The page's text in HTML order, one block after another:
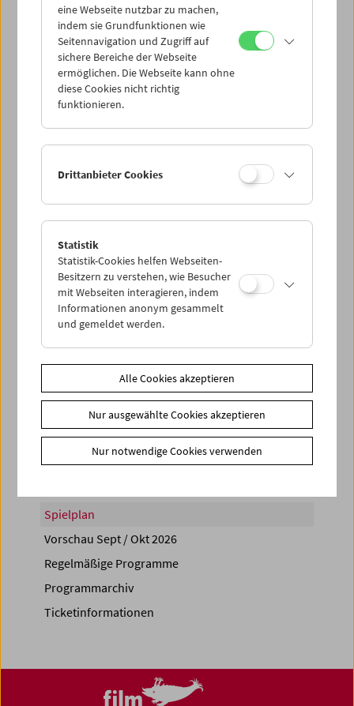
Mi 26.7.
Do 27.7.
So 30.7.
PROGRAMM ÜBERBLICK
Spielplan
Vorschau Sept / Okt 2026
Regelmäßige Programme
Programmarchiv
Ticketinformationen
eine Webseite nutzbar zu machen,
indem sie Grundfunktionen wie
Seitennavigation und Zugriff auf
sichere Bereiche der Webseite
ermöglichen. Die Webseite kann ohne
diese Cookies nicht richtig
funktionieren.
Drittanbieter Cookies
Statistik
Statistik-Cookies helfen Webseiten-
Besitzern zu verstehen, wie Besucher
mit Webseiten interagieren, indem
Informationen anonym gesammelt
und gemeldet werden.
Alle Cookies akzeptieren
Nur ausgewählte Cookies akzeptieren
Nur notwendige Cookies verwenden